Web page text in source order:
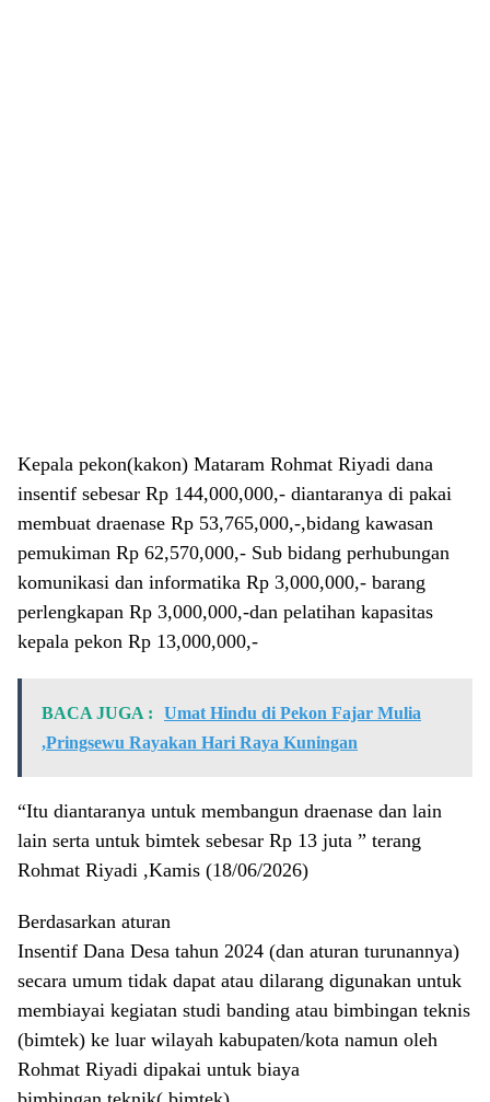
Kepala pekon(kakon) Mataram Rohmat Riyadi dana
insentif sebesar Rp 144,000,000,- diantaranya di pakai
membuat draenase Rp 53,765,000,-,bidang kawasan
pemukiman Rp 62,570,000,- Sub bidang perhubungan
komunikasi dan informatika Rp 3,000,000,- barang
perlengkapan Rp 3,000,000,-dan pelatihan kapasitas
kepala pekon Rp 13,000,000,-
BACA JUGA :
Umat Hindu di Pekon Fajar Mulia
,Pringsewu Rayakan Hari Raya Kuningan
“Itu diantaranya untuk membangun draenase dan lain
lain serta untuk bimtek sebesar Rp 13 juta ” terang
Rohmat Riyadi ,Kamis (18/06/2026)
Berdasarkan aturan
Insentif Dana Desa tahun 2024 (dan aturan turunannya)
secara umum tidak dapat atau dilarang digunakan untuk
membiayai kegiatan studi banding atau bimbingan teknis
(bimtek) ke luar wilayah kabupaten/kota namun oleh
Rohmat Riyadi dipakai untuk biaya